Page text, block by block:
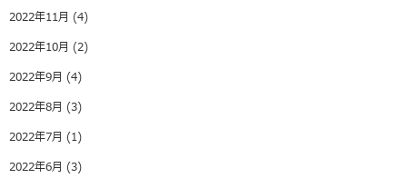
2022年11月 (4)
2022年10月 (2)
2022年9月 (4)
2022年8月 (3)
2022年7月 (1)
2022年6月 (3)